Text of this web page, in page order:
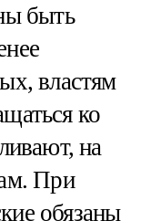
быть
властям
ко
на
При
обязаны